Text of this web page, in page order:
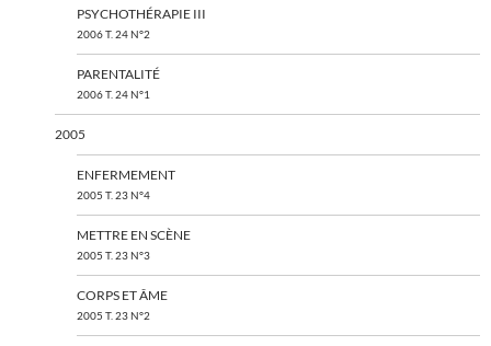
PSYCHOTHÉRAPIE III
2006 T. 24 N°2
PARENTALITÉ
2006 T. 24 N°1
2005
ENFERMEMENT
2005 T. 23 N°4
METTRE EN SCÈNE
2005 T. 23 N°3
CORPS ET ÂME
2005 T. 23 N°2